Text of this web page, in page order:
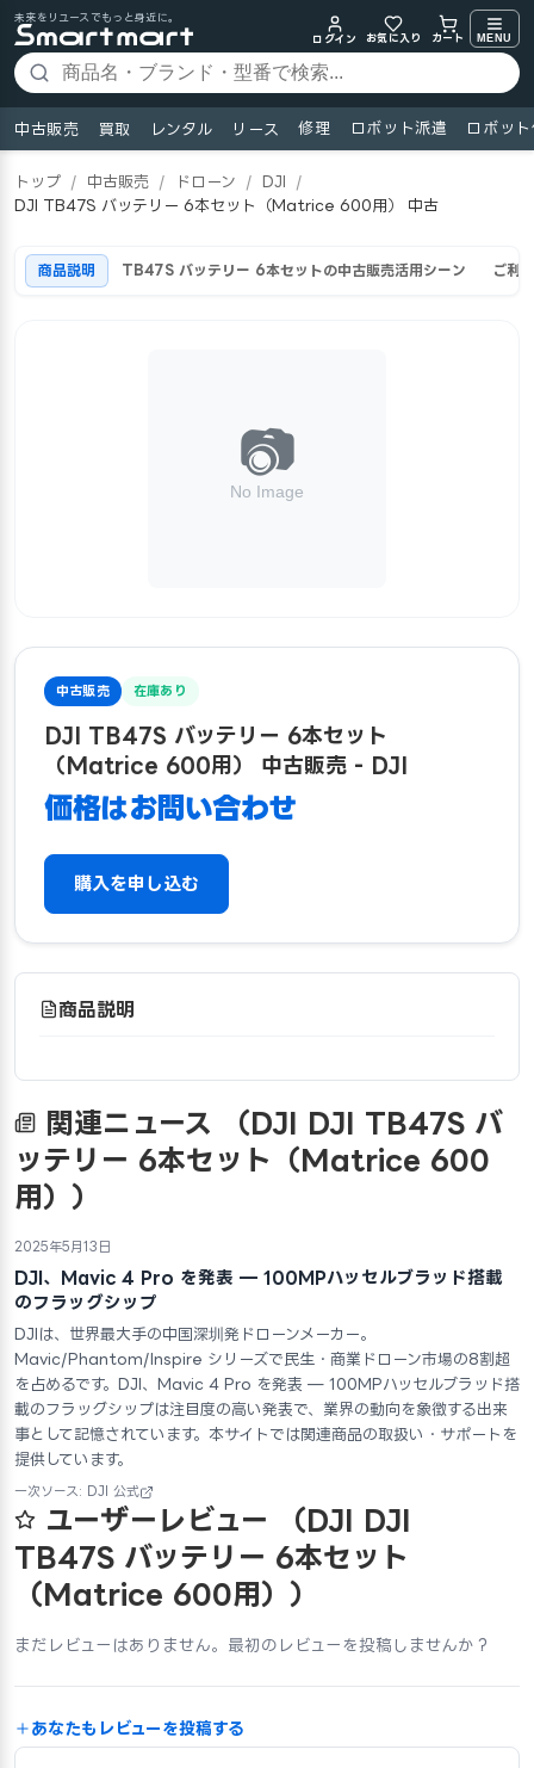
未来をリユースでもっと身近に。
ログイン
お気に入り カート MENU
中古販売 買取 レンタル リース 修理 ロボット派遣 ロボッ
トップ / 中古販売 / ドローン / DJI
/
DJI TB47S バッテリー 6本セット（Matrice 600用） 中古
商品説明 TB47S バッテリー 6本セットの中古販売活用シーン ご利
中古販売 在庫あり
DJI TB47S バッテリー 6本セット
（Matrice 600用） 中古販売 - DJI
価格はお問い合わせ
購入を申し込む
商品説明
関連ニュース
（DJI DJI TB47S バ
ッテリー 6本セット（Matrice 600
用））
2025年5月13日
DJI、Mavic 4 Pro を発表 — 100MPハッセルブラッド搭載
のフラッグシップ
DJIは、世界最大手の中国深圳発ドローンメーカー。
Mavic/Phantom/Inspire シリーズで民生・商業ドローン市場の8割超
を占めるです。DJI、Mavic 4 Pro を発表 — 100MPハッセルブラッド搭
載のフラッグシップは注目度の高い発表で、業界の動向を象徴する出来
事として記憶されています。本サイトでは関連商品の取扱い・サポートを
提供しています。
一次ソース: DJI 公式
ユーザーレビュー
（DJI DJI
TB47S バッテリー 6本セット
（Matrice 600用））
まだレビューはありません。最初のレビューを投稿しませんか？
あなたもレビューを投稿する